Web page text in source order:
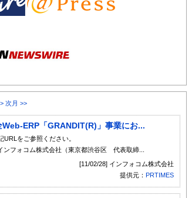
次月 >>
ERP「GRANDIT(R)」事業にお...
をご参照ください。
フォコム株式会社（東京都渋谷区 代表取締...
[11/02/28] インフォコム株式会社
提供元： PRTIMES